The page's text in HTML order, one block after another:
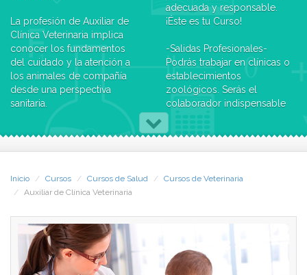
La profesión de Auxiliar de
Clínica Veterinaria implica
conocer los fundamentos
del cuidado y la atención a
los animales de compañía
desde una perspectiva
sanitaria.
contacto diario con los
animales te exigen un mejor
conocimiento de sus
características fisiológicas, y
adecuada y responsable.
¡Éste es tu Curso!
-Salidas Profesionales-
Podrás trabajar en clínicas o
establecimientos
zoológicos. Serás el
colaborador indispensable
del veterinario.
de Empleo propia de CCC y
de otras bolsas de empleo
asociadas con las que
tenemos acuerdos de
Inicio Cursos Cursos de Salud
Cursos de Veterinaria
Auxiliar de Clínica Veterinaria